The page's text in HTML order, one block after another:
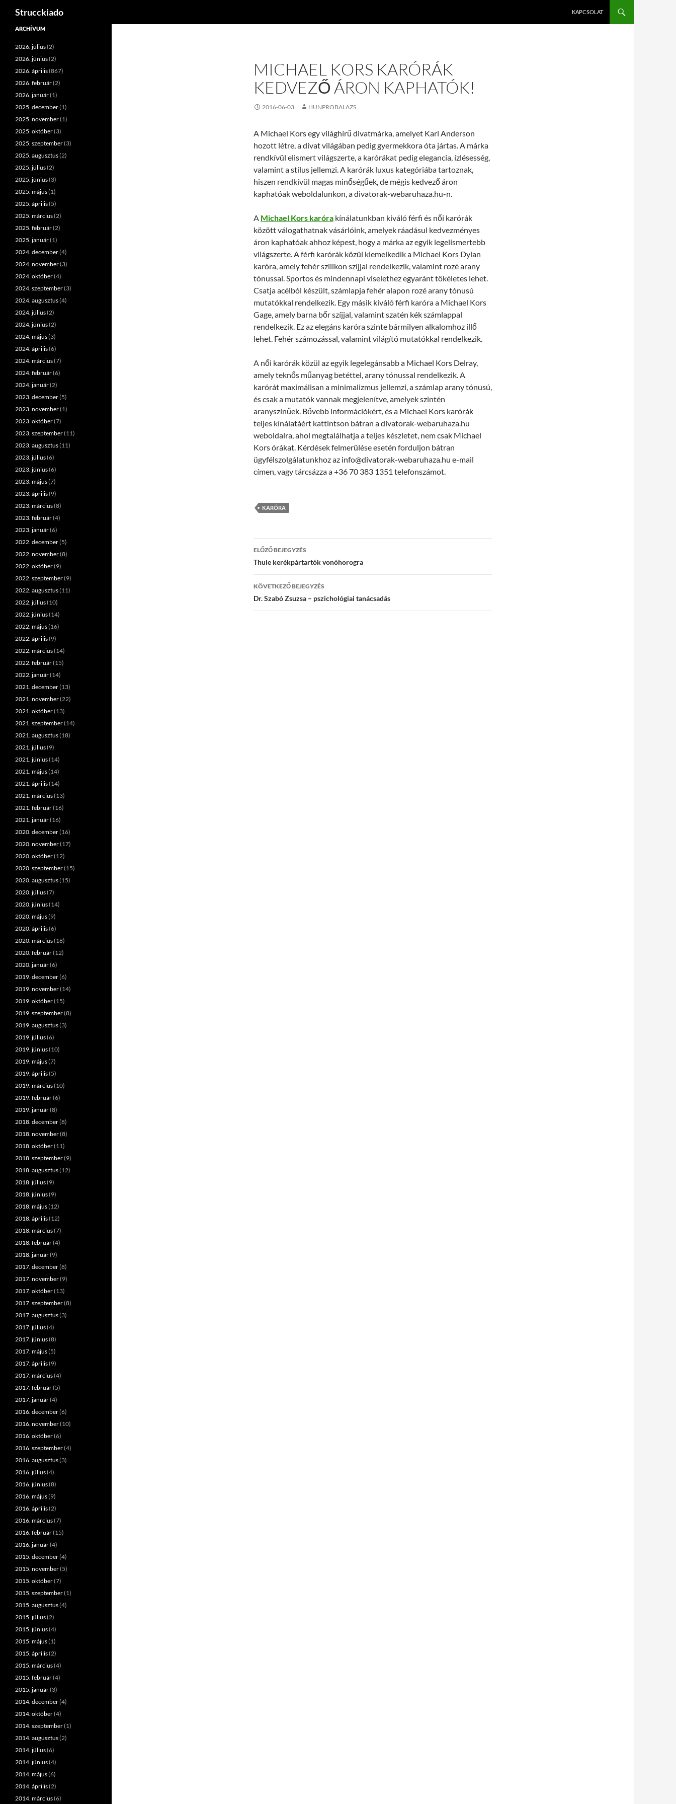
Tartalomhoz
Strucckiado KAPCSOLAT
MICHAEL KORS KARÓRÁK
KEDVEZŐ ÁRON KAPHATÓK!
2016-06-03 HUNPROBALAZS
A Michael Kors egy világhírű divatmárka, amelyet Karl Anderson
hozott létre, a divat világában pedig gyermekkora óta jártas. A márka
rendkívül elismert világszerte, a karórákat pedig elegancia, ízlésesség,
valamint a stílus jellemzi. A karórák luxus kategóriába tartoznak,
hiszen rendkívül magas minőségűek, de mégis kedvező áron
kaphatóak weboldalunkon, a divatorak-webaruhaza.hu-n.
A Michael Kors karóra kínálatunkban kiváló férfi és női karórák
között válogathatnak vásárlóink, amelyek ráadásul kedvezményes
áron kaphatóak ahhoz képest, hogy a márka az egyik legelismertebb
világszerte. A férfi karórák közül kiemelkedik a Michael Kors Dylan
karóra, amely fehér szilikon szíjjal rendelkezik, valamint rozé arany
tónussal. Sportos és mindennapi viselethez egyaránt tökéletes lehet.
Csatja acélból készült, számlapja fehér alapon rozé arany tónusú
mutatókkal rendelkezik. Egy másik kiváló férfi karóra a Michael Kors
Gage, amely barna bőr szíjjal, valamint szatén kék számlappal
rendelkezik. Ez az elegáns karóra szinte bármilyen alkalomhoz illő
lehet. Fehér számozással, valamint világító mutatókkal rendelkezik.
A női karórák közül az egyik legelegánsabb a Michael Kors Delray,
amely teknős műanyag betéttel, arany tónussal rendelkezik. A
karórát maximálisan a minimalizmus jellemzi, a számlap arany tónusú,
és csak a mutatók vannak megjelenítve, amelyek szintén
aranyszínűek. Bővebb információkért, és a Michael Kors karórák
teljes kínálatáért kattintson bátran a divatorak-webaruhaza.hu
weboldalra, ahol megtalálhatja a teljes készletet, nem csak Michael
Kors órákat. Kérdések felmerülése esetén forduljon bátran
ügyfélszolgálatunkhoz az info@divatorak-webaruhaza.hu e-mail
címen, vagy tárcsázza a +36 70 383 1351 telefonszámot.
KARÓRA
Bejegyzések
navigációja
ELŐZŐ BEJEGYZÉS
Thule kerékpártartók vonóhorogra
KÖVETKEZŐ BEJEGYZÉS
Dr. Szabó Zsuzsa – pszichológiai tanácsadás
ARCHÍVUM
2026. július(2)
2026. június(2)
2026. április(867)
2026. február(2)
2026. január(1)
2025. december(1)
2025. november(1)
2025. október(3)
2025. szeptember(3)
2025. augusztus(2)
2025. július(2)
2025. június(3)
2025. május(1)
2025. április(5)
2025. március(2)
2025. február(2)
2025. január(1)
2024. december(4)
2024. november(3)
2024. október(4)
2024. szeptember(3)
2024. augusztus(4)
2024. július(2)
2024. június(2)
2024. május(3)
2024. április(6)
2024. március(7)
2024. február(6)
2024. január(2)
2023. december(5)
2023. november(1)
2023. október(7)
2023. szeptember(11)
2023. augusztus(11)
2023. július(6)
2023. június(6)
2023. május(7)
2023. április(9)
2023. március(8)
2023. február(4)
2023. január(6)
2022. december(5)
2022. november(8)
2022. október(9)
2022. szeptember(9)
2022. augusztus(11)
2022. július(10)
2022. június(14)
2022. május(16)
2022. április(9)
2022. március(14)
2022. február(15)
2022. január(14)
2021. december(13)
2021. november(22)
2021. október(13)
2021. szeptember(14)
2021. augusztus(18)
2021. július(9)
2021. június(14)
2021. május(14)
2021. április(14)
2021. március(13)
2021. február(16)
2021. január(16)
2020. december(16)
2020. november(17)
2020. október(12)
2020. szeptember(15)
2020. augusztus(15)
2020. július(7)
2020. június(14)
2020. május(9)
2020. április(6)
2020. március(18)
2020. február(12)
2020. január(6)
2019. december(6)
2019. november(14)
2019. október(15)
2019. szeptember(8)
2019. augusztus(3)
2019. július(6)
2019. június(10)
2019. május(7)
2019. április(5)
2019. március(10)
2019. február(6)
2019. január(8)
2018. december(8)
2018. november(8)
2018. október(11)
2018. szeptember(9)
2018. augusztus(12)
2018. július(9)
2018. június(9)
2018. május(12)
2018. április(12)
2018. március(7)
2018. február(4)
2018. január(9)
2017. december(8)
2017. november(9)
2017. október(13)
2017. szeptember(8)
2017. augusztus(3)
2017. július(4)
2017. június(8)
2017. május(5)
2017. április(9)
2017. március(4)
2017. február(5)
2017. január(4)
2016. december(6)
2016. november(10)
2016. október(6)
2016. szeptember(4)
2016. augusztus(3)
2016. július(4)
2016. június(8)
2016. május(9)
2016. április(2)
2016. március(7)
2016. február(15)
2016. január(4)
2015. december(4)
2015. november(5)
2015. október(7)
2015. szeptember(1)
2015. augusztus(4)
2015. július(2)
2015. június(4)
2015. május(1)
2015. április(2)
2015. március(4)
2015. február(4)
2015. január(3)
2014. december(4)
2014. október(4)
2014. szeptember(1)
2014. augusztus(2)
2014. július(6)
2014. június(4)
2014. május(6)
2014. április(2)
2014. március(6)